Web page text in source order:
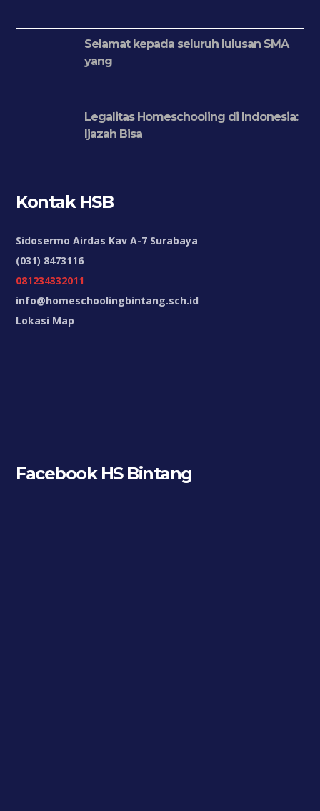
Selamat kepada seluruh lulusan SMA
yang
Legalitas Homeschooling di Indonesia:
Ijazah Bisa
Kontak HSB
Sidosermo Airdas Kav A-7 Surabaya
(031) 8473116
081234332011
info@homeschoolingbintang.sch.id
Lokasi Map
Facebook HS Bintang